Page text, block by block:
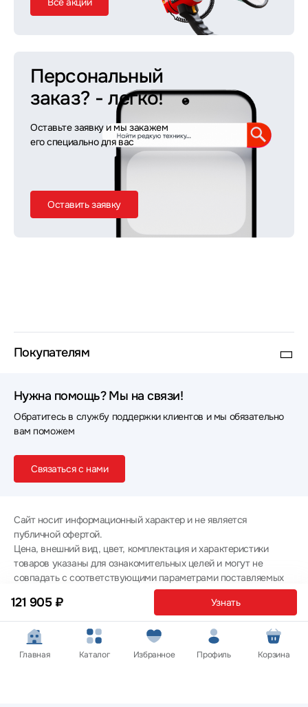
121 905 ₽ Узнать
Персональный
заказ? - легко!
Оставьте заявку и мы закажем
его специально для вас
Оставить заявку
Покупателям
Нужна помощь? Мы на связи!
Обратитесь в службу поддержки клиентов и мы обязательно
вам поможем
Связаться с нами
Сайт носит информационный характер и не является
публичной офертой.
Цена, внешний вид, цвет, комплектация и характеристики
товаров указаны для ознакомительных целей и могут не
совпадать с соответствующими параметрами поставляемых
товаров - уточняйте информацию у менеджера при
оформлении заказа.
Политика конфиденциальности
© 2012 — 2026 ООО «Эпл Тэк»
Главная Каталог Избранное Профиль Корзина